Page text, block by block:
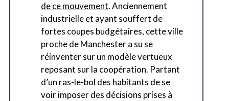
de ce mouvement. Anciennement
industrielle et ayant souffert de
fortes coupes budgétaires, cette ville
proche de Manchester a su se
réinventer sur un modèle vertueux
reposant sur la coopération. Partant
d’un ras-le-bol des habitants de se
voir imposer des décisions prises à